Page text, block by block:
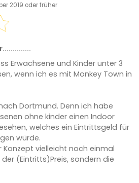
2019 oder früher
Erwachsene und Kinder unter 3
wenn ich es mit Monkey Town in
Dortmund. Denn ich habe
ohne kinder einen Indoor
welches ein Eintrittsgeld für
würde.
Konzept vielleicht noch einmal
(Eintritts)Preis, sondern die